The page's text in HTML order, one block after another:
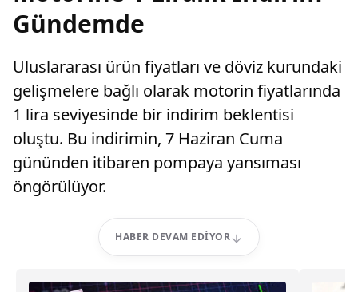
Gündemde
Uluslararası ürün fiyatları ve döviz kurundaki
gelişmelere bağlı olarak motorin fiyatlarında
1 lira seviyesinde bir indirim beklentisi
oluştu. Bu indirimin, 7 Haziran Cuma
gününden itibaren pompaya yansıması
öngörülüyor.
HABER DEVAM EDIYOR